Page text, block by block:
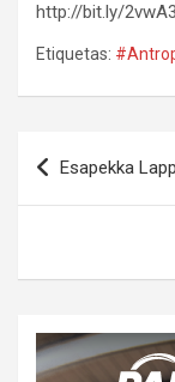
http://bit.ly/
Etiquetas:
Navegación
de
Esapekka